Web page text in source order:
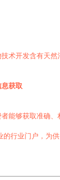
术开发含有天
获取
能够获取准确
的行业门户，为